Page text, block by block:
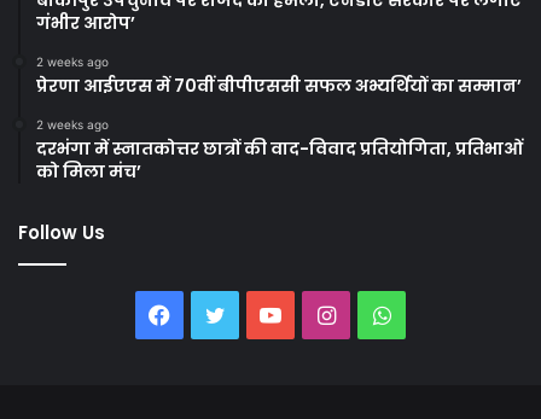
गंभीर आरोप’
2 weeks ago
प्रेरणा आईएएस में 70वीं बीपीएससी सफल अभ्यर्थियों का सम्मान’
2 weeks ago
दरभंगा में स्नातकोत्तर छात्रों की वाद-विवाद प्रतियोगिता, प्रतिभाओं
को मिला मंच’
Follow Us
Facebook
TwitterYouTubeInstagramWhatsApp